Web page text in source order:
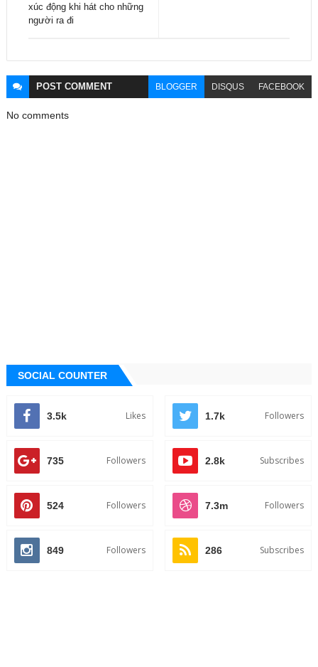
xúc động khi hát cho những
người ra đi
POST COMMENT BLOGGER DISQUS FACEBOOK
No comments
SOCIAL COUNTER
3.5k Likes 1.7k Followers
735 Followers 2.8k Subscribes
524 Followers 7.3m Followers
849 Followers 286 Subscribes